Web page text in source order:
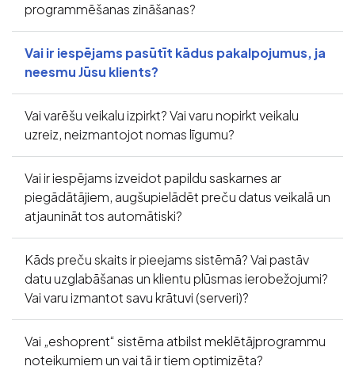
programmēšanas zināšanas?
Vai ir iespējams pasūtīt kādus pakalpojumus, ja
neesmu Jūsu klients?
Vai varēšu veikalu izpirkt? Vai varu nopirkt veikalu
uzreiz, neizmantojot nomas līgumu?
Vai ir iespējams izveidot papildu saskarnes ar
piegādātājiem, augšupielādēt preču datus veikalā un
atjaunināt tos automātiski?
Kāds preču skaits ir pieejams sistēmā? Vai pastāv
datu uzglabāšanas un klientu plūsmas ierobežojumi?
Vai varu izmantot savu krātuvi (serveri)?
Vai „eshoprent“ sistēma atbilst meklētājprogrammu
noteikumiem un vai tā ir tiem optimizēta?